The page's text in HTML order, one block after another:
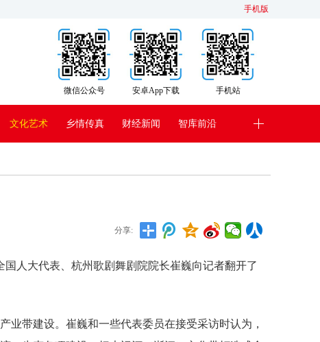
手机版
手机站
安卓App下载
微信公众号
文化艺术 乡情传真 财经新闻 智库前沿
分享:
人大代表、杭州歌剧舞剧院院长崔巍向记者翻开了
带建设。崔巍和一些代表委员在接受采访时认为，